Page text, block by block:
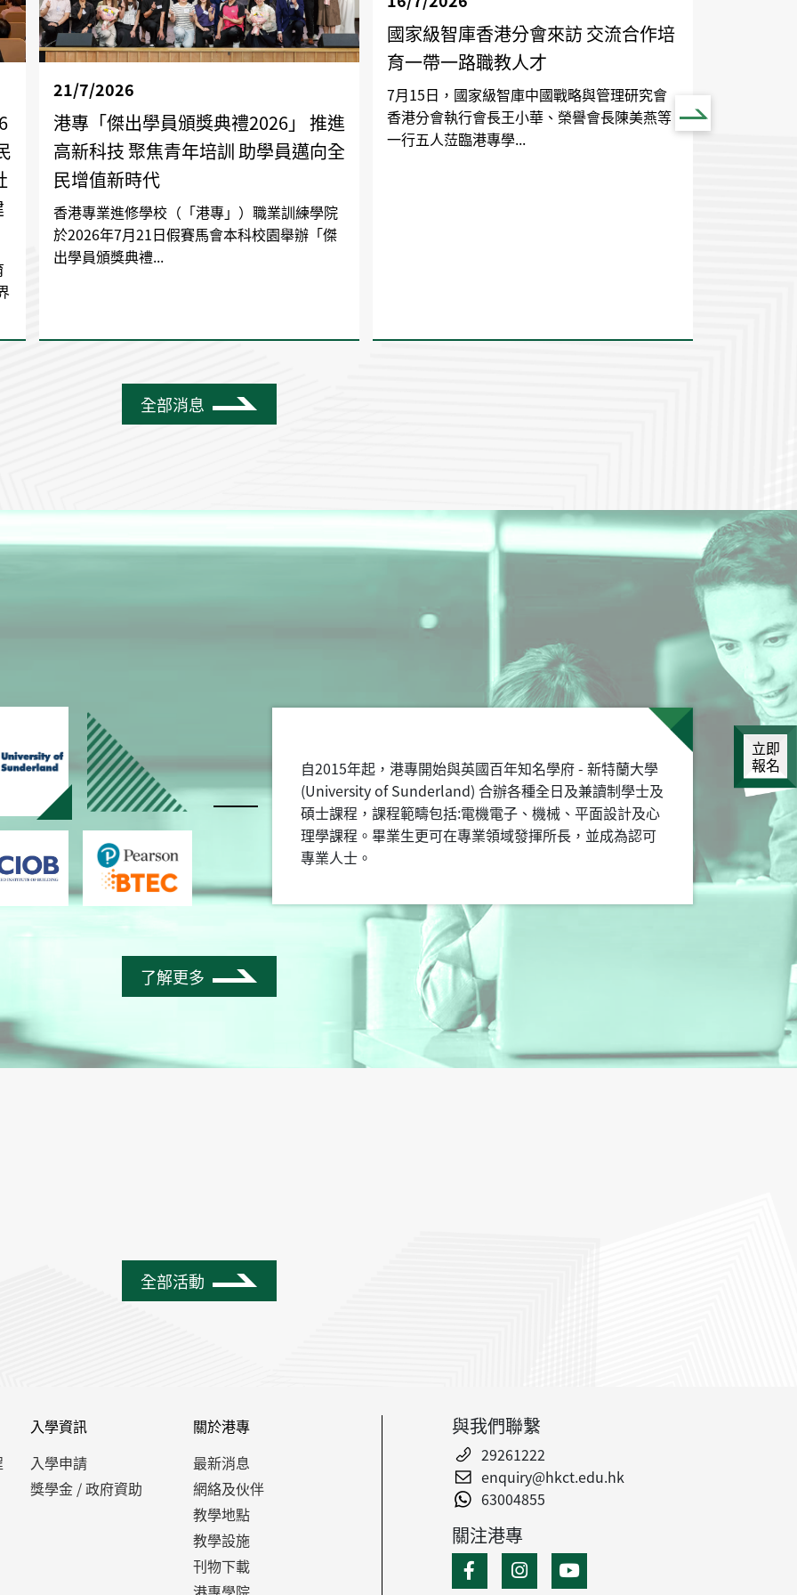
21/7/2026
港專「傑出學員頒獎典禮2026」 推進
高新科技 聚焦青年培訓 助學員邁向全
民增值新時代
香港專業進修學校（「港專」）職業訓練學院
於2026年7月21日假賽馬會本科校園舉辦「傑
出學員頒獎典禮...
國家級智庫香港分會來訪 交流合作培
育一帶一路職教人才
7月15日，國家級智庫中國戰略與管理研究會
香港分會執行會長王小華、榮譽會長陳美燕等
一行五人𦲷臨港專學...
全部消息
自2015年起，港專開始與英國百年知名學府 - 新特蘭大學
(University of Sunderland) 合辦各種全日及兼讀制學士及
碩士課程，課程範疇包括:電機電子、機械、平面設計及心
理學課程。畢業生更可在專業領域發揮所長，並成為認可
專業人士。
了解更多
全部活動
立即
報名
入學資訊
入學申請
獎學金 / 政府資助
關於港專
最新消息
網絡及伙伴
教學地點
教學設施
刊物下載
與我們聯繫
29261222
enquiry@hkct.edu.hk
63004855
關注港專